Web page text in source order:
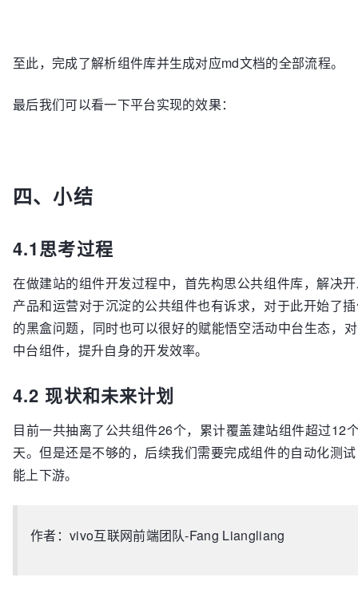
至此，完成了解析组件库并生成对应md文档的全部流程。
最后我们可以看一下平台实现的效果：
四、小结
4.1思考过程
在做建站的组件开发过程中，首先构思公共组件库，解决
产品和运营对于沉淀的公共组件也有诉求，对于此开始了
的黑盒问题，同时也可以很好的赋能悟空活动中台生态，
中台组件，提升自身的开发效率。
4.2 现状和未来计划
目前一共抽离了公共组件26个，累计覆盖建站组件超过12
天。但是还是不够的，后续我们需要完成组件的自动化测
能上下游。
作者：vivo互联网前端团队-Fang Liangliang